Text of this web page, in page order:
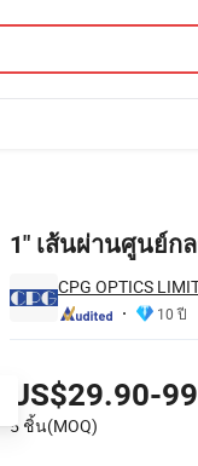
1" เส้นผ่านศูนย์ก
CPG OPTICS
10 ปี
US$29.90-
5 ชิ้น(MOQ)